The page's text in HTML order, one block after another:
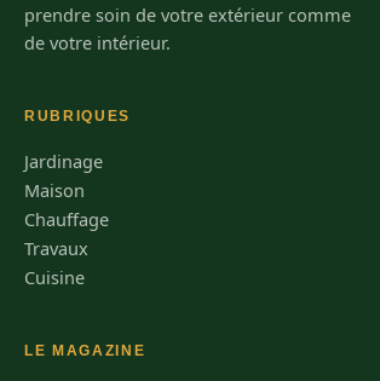
prendre soin de votre extérieur comme
de votre intérieur.
RUBRIQUES
Jardinage
Maison
Chauffage
Travaux
Cuisine
LE MAGAZINE